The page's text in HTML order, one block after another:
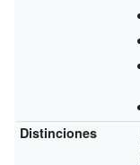
Distinciones